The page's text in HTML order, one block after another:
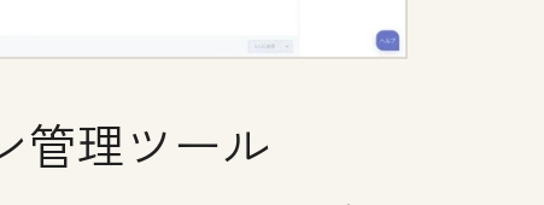
管理ツール